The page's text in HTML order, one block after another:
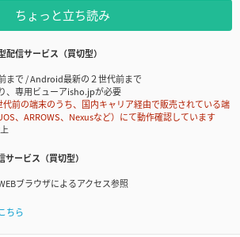
ちょっと立ち読み
配信サービス（買切型）
まで / Android最新の２世代前まで
、専用ビューアisho.jpが必要
前の端末のうち、国内キャリア経由で販売されている端
、ARROWS、Nexusなど）にて動作確認しています
サービス（買切型）
ブラウザによるアクセス参照
こちら